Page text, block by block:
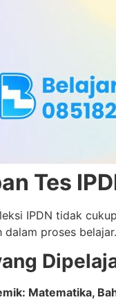
Tes
IPDN tidak
dalam proses
Matematika,